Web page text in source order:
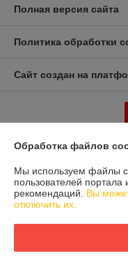
Полная версия сайта
Политика обработки
Сайт создан на
Информация для
Юридическое лицо:
220007, РБ, г. Минск, ул.
Регистрационный номер
Обработка файлов
Мы используем файлы
пользователей
рекомендаций. Вы
отключить их.